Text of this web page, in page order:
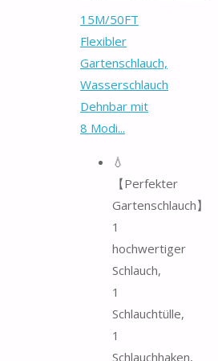
15M/50FT
Flexibler
Gartenschlauch,
Wasserschlauch
Dehnbar mit
8 Modi...
💧
【Perfekter
Gartenschlauch】
1
hochwertiger
Schlauch,
1
Schlauchtülle,
1
Schlauchhaken,